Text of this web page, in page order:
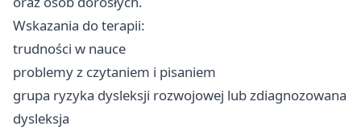
Wskazania do terapii:
trudności w nauce
problemy z czytaniem i pisaniem
grupa ryzyka dysleksji rozwojowej lub zdiagnozowana
dysleksja